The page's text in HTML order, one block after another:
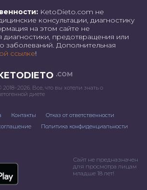
KetoDieto.com не
консультации, диагностику
на этом сайте не
диагностики, предотвращения или
заболеваний. Дополнительная
ссылке!
.COM
2018–2026. Все, что вы хотели знать о
диете
Контакты
Отказ от ответственности
Политика конфиденциальности
Сайт не предназначен
для просмотра лицам
младше 18 лет!